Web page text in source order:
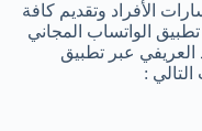
الأفراد وتقديم كافة
الواتساب المجاني
العريفي عبر تطبيق
: